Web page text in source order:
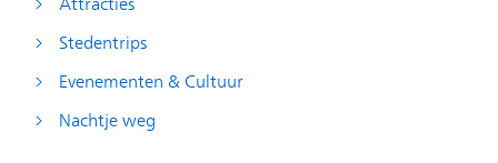
Attracties
Stedentrips
Evenementen & Cultuur
Nachtje weg